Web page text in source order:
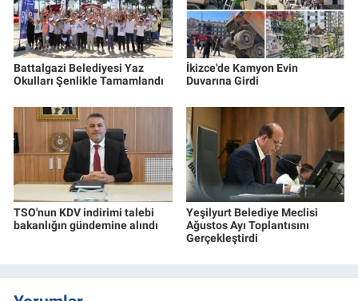
Battalgazi Belediyesi Yaz
Okulları Şenlikle Tamamlandı
İkizce'de Kamyon Evin
Duvarına Girdi
TSO'nun KDV indirimi talebi
bakanlığın gündemine alındı
Yeşilyurt Belediye Meclisi
Ağustos Ayı Toplantısını
Gerçekleştirdi